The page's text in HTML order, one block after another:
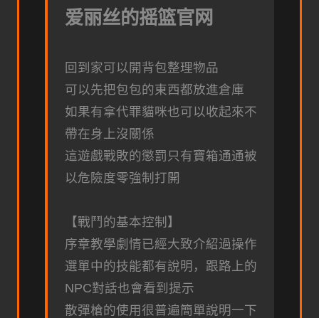
爱丽丝的摇篮官网
回到家可以開背包整理物品
可以先把包包的東西都放進倉庫
如果有拿代罪貓咪也可以收起來不
帶在身上沒關係
這遊戲戰敗的懲罰只有寶箱通通被
以危險度零強制打開
【戰鬥的基本控制】
序章教學劇情已經大致介紹過操作
選單中的技能都有說明，跟路上的
NPC對話也會看到提示
散彈槍的使用很普遍簡單說明一下